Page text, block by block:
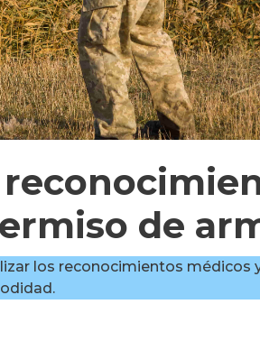
de
los reconocimientos médicos